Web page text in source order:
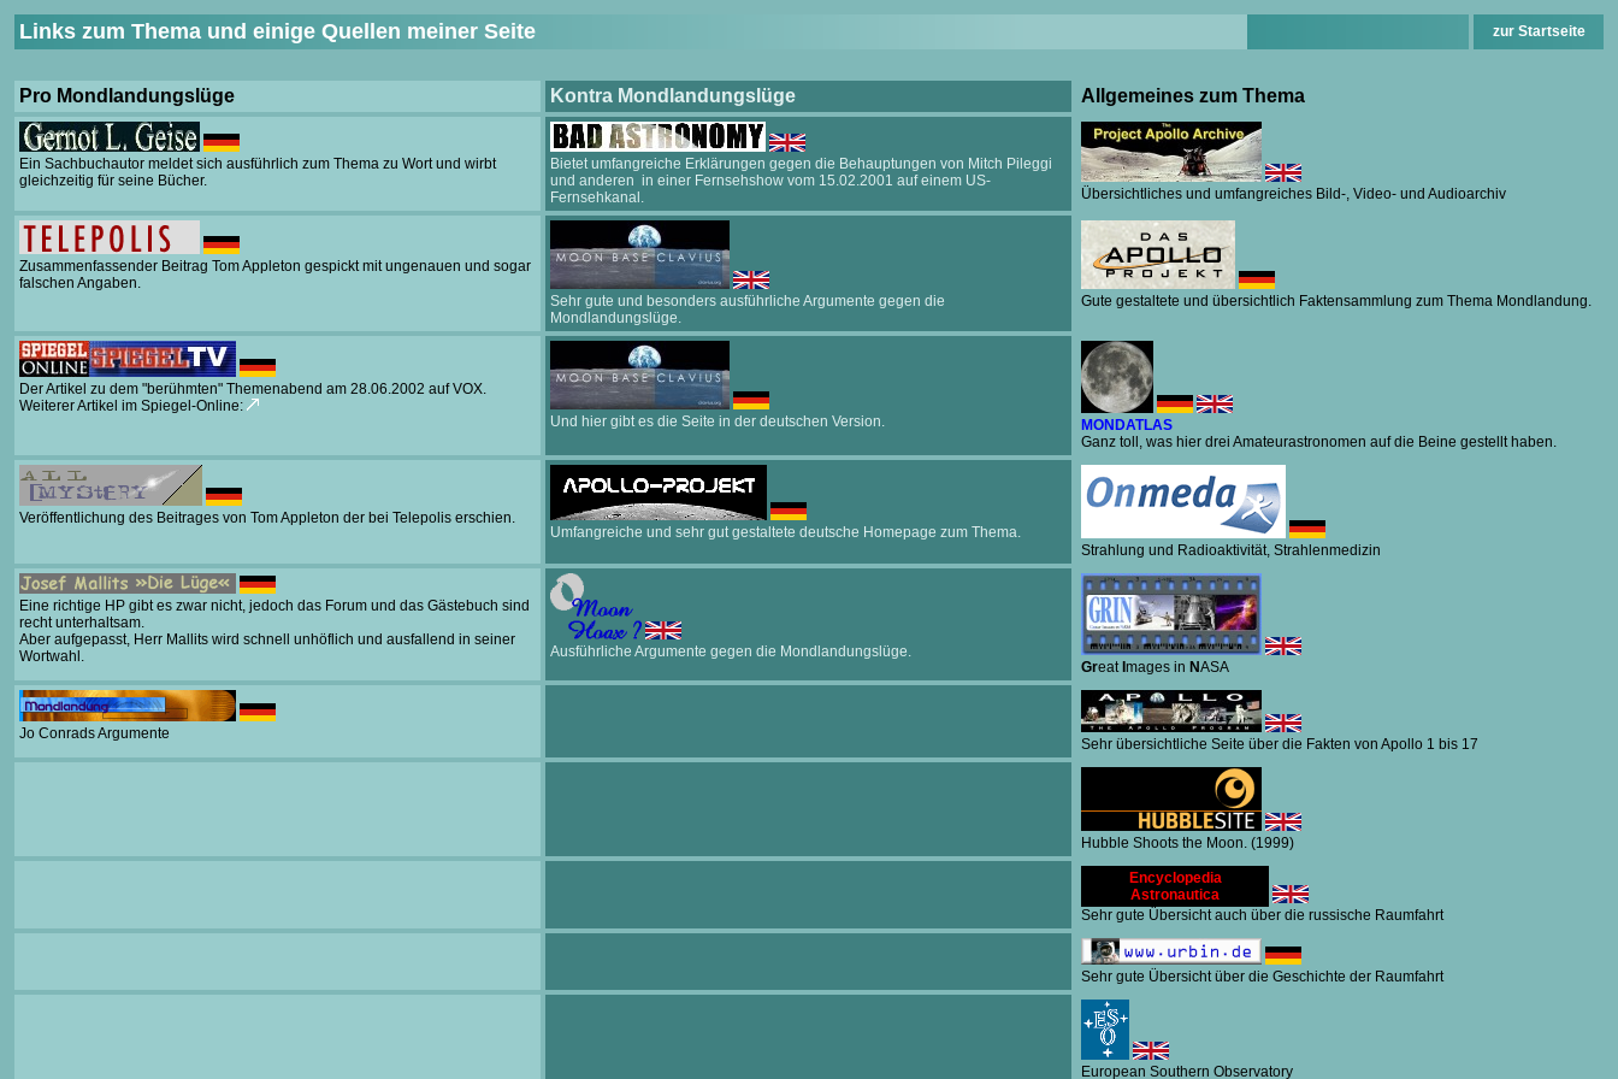
Links zum Thema und einige Quellen meiner Seite zur Startseite
Pro Mondlandungslüge Kontra Mondlandungslüge Allgemeines zum Thema
Ein Sachbuchautor meldet sich ausführlich zum Thema zu Wort und wirbt
gleichzeitig für seine Bücher.
Bietet umfangreiche Erklärungen gegen die Behauptungen von Mitch Pileggi
und anderen in einer Fernsehshow vom 15.02.2001 auf einem US-
Fernsehkanal.
Übersichtliches und umfangreiches Bild-, Video- und Audioarchiv
Zusammenfassender Beitrag Tom Appleton gespickt mit ungenauen und sogar
falschen Angaben.
Sehr gute und besonders ausführliche Argumente gegen die
Mondlandungslüge.
Gute gestaltete und übersichtlich Faktensammlung zum Thema Mondlandung.
Der Artikel zu dem "berühmten" Themenabend am 28.06.2002 auf VOX.
Weiterer Artikel im Spiegel-Online:
Und hier gibt es die Seite in der deutschen Version.
MONDATLAS
Ganz toll, was hier drei Amateurastronomen auf die Beine gestellt haben.
Veröffentlichung des Beitrages von Tom Appleton der bei Telepolis erschien.
Umfangreiche und sehr gut gestaltete deutsche Homepage zum Thema.
Strahlung und Radioaktivität, Strahlenmedizin
Eine richtige HP gibt es zwar nicht, jedoch das Forum und das Gästebuch sind
recht unterhaltsam.
Aber aufgepasst, Herr Mallits wird schnell unhöflich und ausfallend in seiner
Wortwahl.
Ausführliche Argumente gegen die Mondlandungslüge.
Great mages in NASA
Jo Conrads Argumente
Sehr übersichtliche Seite über die Fakten von Apollo 1 bis 17
Hubble Shoots the Moon. (1999)
Encyclopedia
Astronautica
Sehr gute Übersicht auch über die russische Raumfahrt
Sehr gute Übersicht über die Geschichte der Raumfahrt
European Southern Observatory